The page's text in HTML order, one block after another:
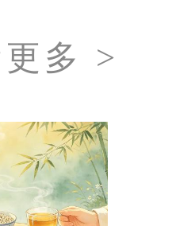
脏受损。这些
情，对肝脏健
使肝脏中毒损
病。所以春季
多 >